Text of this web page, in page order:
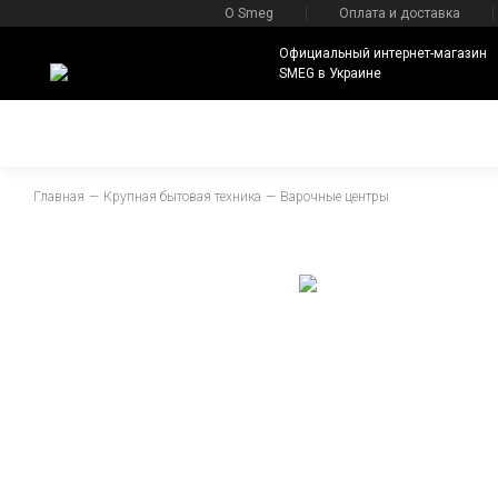
О Smeg Оплата и доставка
Официальный интернет-магазин
SMEG в Украине
Главная Крупная бытовая техника Варочные центры